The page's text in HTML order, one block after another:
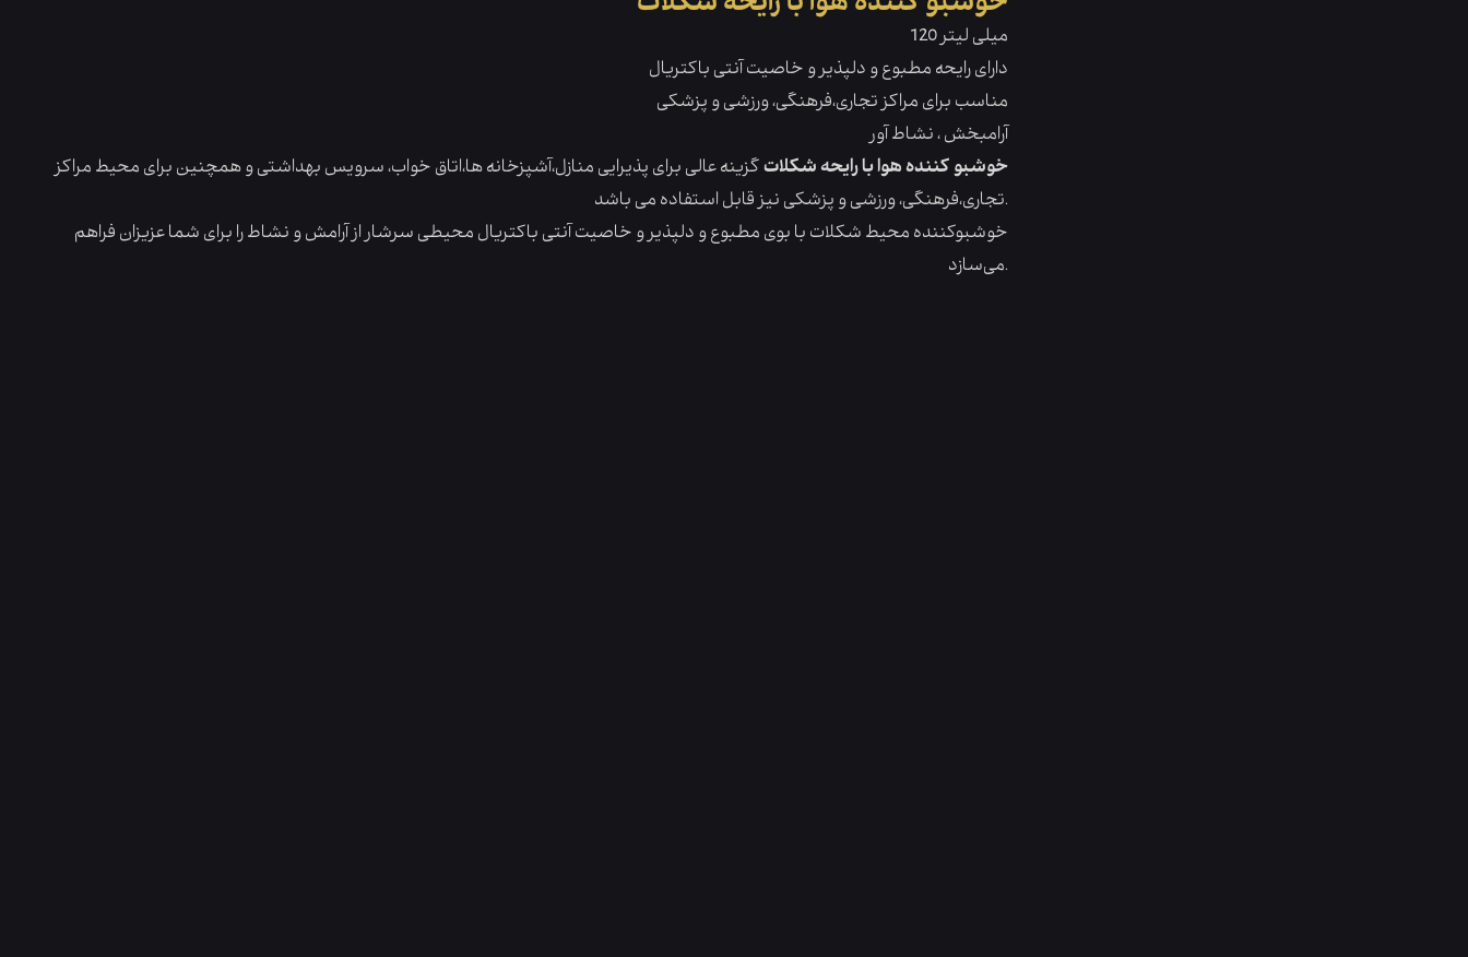
120 میلی لیتر
دارای رایحه مطبوع و دلپذیر و خاصیت آنتی باکتریال
مناسب برای مراکز تجاری،فرهنگی، ورزشی و پزشکی
آرامبخش ، نشاط آور
خوشبو کننده هوا با رایحه شکلاتگزینه عالی برای پذیرایی منازل،آشپزخانه ها،اتاق خواب، سرویس بهداشتی و همچنین برای محیط مراکز
تجاری،فرهنگی، ورزشی و پزشکی نیز قابل استفاده می باشد.
خوشبوکننده محیط شکلات با بوی مطبوع و دلپذیر و خاصیت آنتی باکتریال محیطی سرشار از آرامش و نشاط را برای شما عزیزان فراهم
می‌سازد.